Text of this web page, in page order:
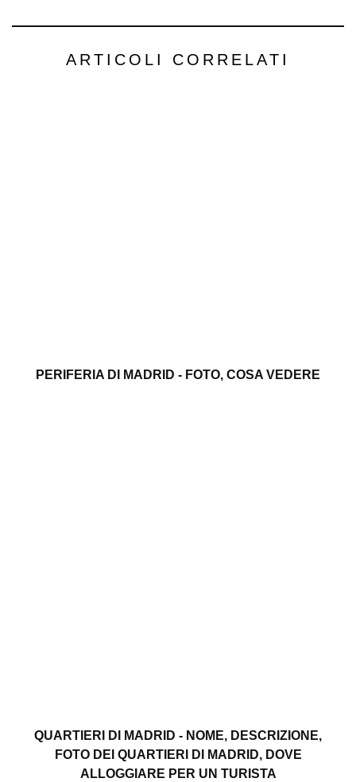
ARTICOLI CORRELATI
PERIFERIA DI MADRID - FOTO, COSA VEDERE
QUARTIERI DI MADRID - NOME, DESCRIZIONE,
FOTO DEI QUARTIERI DI MADRID, DOVE
ALLOGGIARE PER UN TURISTA